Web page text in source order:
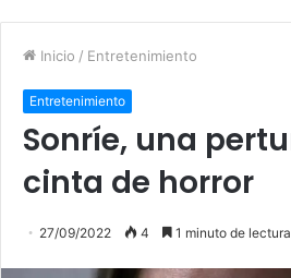
Inicio / Entretenimiento
Entretenimiento
Sonríe, una
cinta de horror
27/09/2022 4 1 minuto de lectura